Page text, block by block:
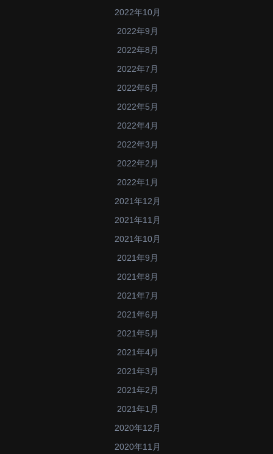
2022年10月
2022年9月
2022年8月
2022年7月
2022年6月
2022年5月
2022年4月
2022年3月
2022年2月
2022年1月
2021年12月
2021年11月
2021年10月
2021年9月
2021年8月
2021年7月
2021年6月
2021年5月
2021年4月
2021年3月
2021年2月
2021年1月
2020年12月
2020年11月